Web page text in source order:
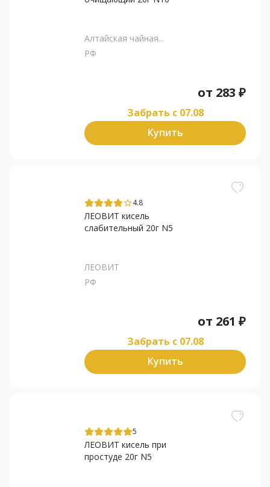
Алтайская чайная...
РФ
от 283 ₽
Забрать c 07.08
Купить
star_border4.8
ЛЕОВИТ кисель
слабительный 20г N5
ЛЕОВИТ
РФ
от 261 ₽
Забрать c 07.08
Купить
5
ЛЕОВИТ кисель при
простуде 20г N5